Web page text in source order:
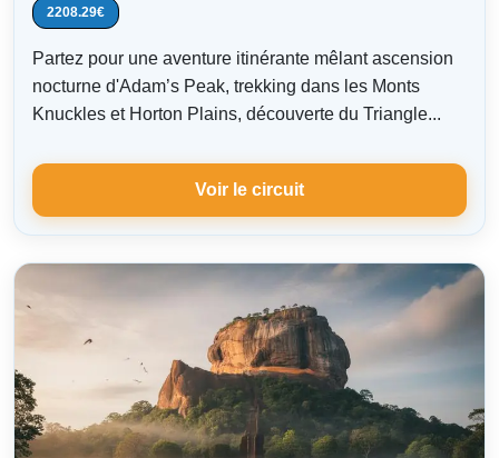
2208.29€
Partez pour une aventure itinérante mêlant ascension
nocturne d'Adam’s Peak, trekking dans les Monts
Knuckles et Horton Plains, découverte du Triangle...
Voir le circuit